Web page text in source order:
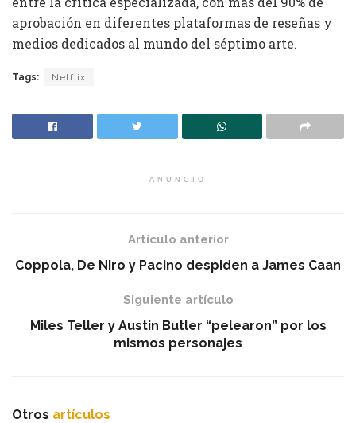
aprobación en diferentes plataformas de reseñas y
medios dedicados al mundo del séptimo arte.
Tags: Netflix
ANUNCIO
Artículo anterior
Coppola, De Niro y Pacino despiden a James Caan
Siguiente artículo
Miles Teller y Austin Butler “pelearon” por los
mismos personajes
Otros artículos